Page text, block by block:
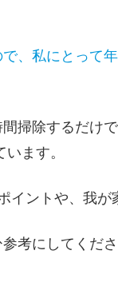
、私にとって
掃除するだけ
ます。
ントや、我が
考にしてくだ